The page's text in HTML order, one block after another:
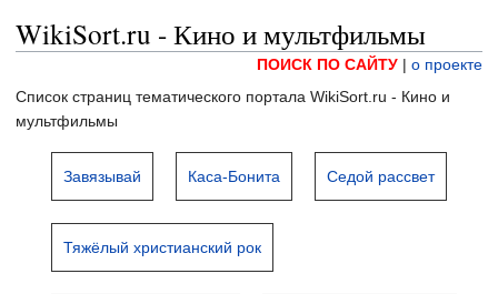
WikiSort.ru - Кино и мультфильмы
ПОИСК ПО САЙТУ | о проекте
Список страниц тематического портала WikiSort.ru - Кино и
мультфильмы
Завязывай Каса-Бонита Седой рассвет
Тяжёлый христианский рок